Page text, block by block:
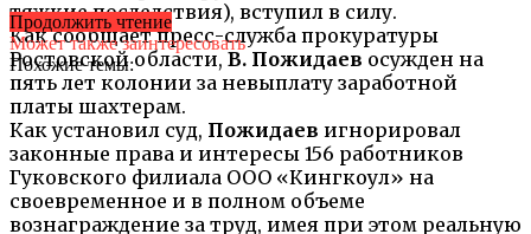
тяжкие последствия), вступил в силу.
Как сообщает пресс-служба прокуратуры
Ростовской области, В. Пожидаев осужден на
пять лет колонии за невыплату заработной
платы шахтерам.
Как установил суд, Пожидаев игнорировал
законные права и интересы 156 работников
Гуковского филиала ООО «Кингкоул» на
своевременное и в полном объеме
вознаграждение за труд, имея при этом реальную
Продолжить чтение
Может также заинтересовать
Похожие темы: